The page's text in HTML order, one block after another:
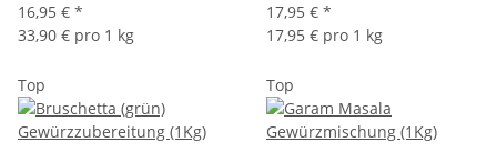
16,95 € *
33,90 € pro 1 kg
17,95 € *
17,95 € pro 1 kg
Top Top